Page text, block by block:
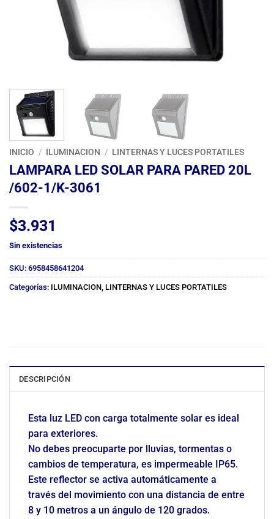
INICIO / ILUMINACION / LINTERNAS Y LUCES PORTATILES
LAMPARA LED SOLAR PARA PARED 20L
/602-1/K-3061
$3.931
Sin existencias
SKU: 6958458641204
Categorías: ILUMINACION LINTERNAS Y LUCES PORTATILES
DESCRIPCIÓN
Esta luz LED con carga totalmente solar es ideal
para exteriores.
No debes preocuparte por lluvias, tormentas o
cambios de temperatura, es impermeable IP65.
Este reflector se activa automáticamente a
través del movimiento con una distancia de entre
8 y 10 metros a un ángulo de 120 grados.